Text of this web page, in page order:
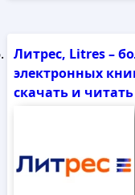
Литрес, Litres –
электронных
скачать и